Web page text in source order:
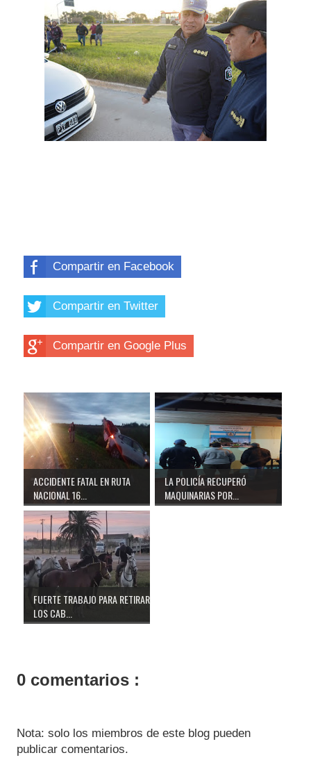
Compartir en Facebook
Compartir en Twitter
Compartir en Google Plus
ACCIDENTE FATAL EN RUTA
NACIONAL 16...
LA POLICÍA RECUPERÓ
MAQUINARIAS POR...
FUERTE TRABAJO PARA RETIRAR
LOS CAB...
0 comentarios :
Nota: solo los miembros de este blog pueden
publicar comentarios.